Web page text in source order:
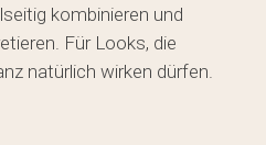
kombinieren und
Für Looks, die
natürlich wirken dürfen.